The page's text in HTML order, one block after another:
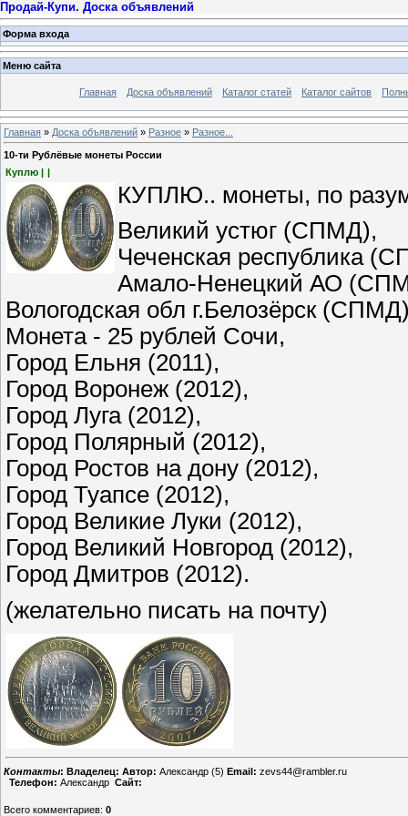
Продай-Купи. Доска объявлений
Форма входа
Меню сайта
Главная Доска объявлений Каталог статей Каталог сайтов
Главная » Доска объявлений » Разное » Разное...
10-ти Рублёвые монеты России
Куплю | |
КУПЛЮ.. монеты, по
Великий устюг (СПМД),
Чеченская республика
Амало-Ненецкий АО
Вологодская обл г.Белозёрск
Монета - 25 рублей Cочи,
Город Ельня (2011),
Город Воронеж (2012),
Город Луга (2012),
Город Полярный (2012),
Город Ростов на дону (2012),
Город Туапсе (2012),
Город Великие Луки (2012),
Город Великий Новгород (2012),
Город Дмитров (2012).
(желательно писать на почту)
Контакты: Владелец: Автор: Александр (5) Email: zevs44@rambler.ru
Телефон: Александр Сайт:
Всего комментариев: 0